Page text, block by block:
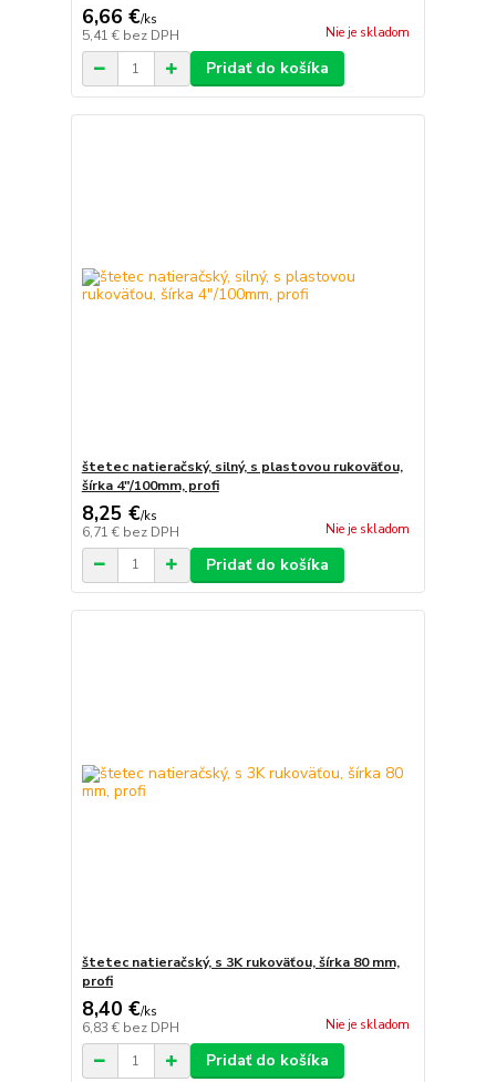
6,66 €/ks
5,41 € bez DPH Nie je skladom
Pridať do košíka
štetec natieračský, silný, s plastovou rukoväťou,
šírka 4"/100mm, profi
8,25 €/ks
6,71 € bez DPH Nie je skladom
Pridať do košíka
štetec natieračský, s 3K rukoväťou, šírka 80 mm,
profi
8,40 €/ks
6,83 € bez DPH Nie je skladom
Pridať do košíka